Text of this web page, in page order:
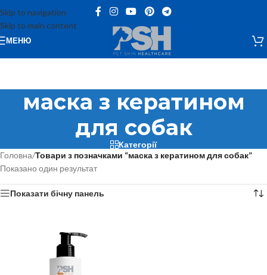
Skip to navigation
Skip to main content
МЕНЮ
маска з кератином
для собак
Категорії
Головна/Товари з позначками “маска з кератином для собак”
Показано один результат
Показати бічну панель